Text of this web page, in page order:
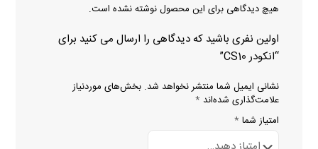
هیچ دیدگاهی برای این محصول نوشته نشده است.
اولین نفری باشید که دیدگاهی را ارسال می کنید برای
“انکودر CS10”
نشانی ایمیل شما منتشر نخواهد شد. بخش‌های موردنیاز
علامت‌گذاری شده‌اند *
امتیاز شما *